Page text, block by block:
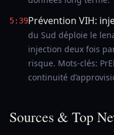
5:39Prévention VIH:
du Sud déploie le
injection deux fois
risque. Mots-clés:
continuité
Sources & Top